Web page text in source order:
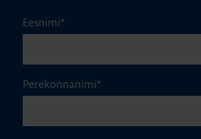
Eesnimi*
Perekonnanimi*